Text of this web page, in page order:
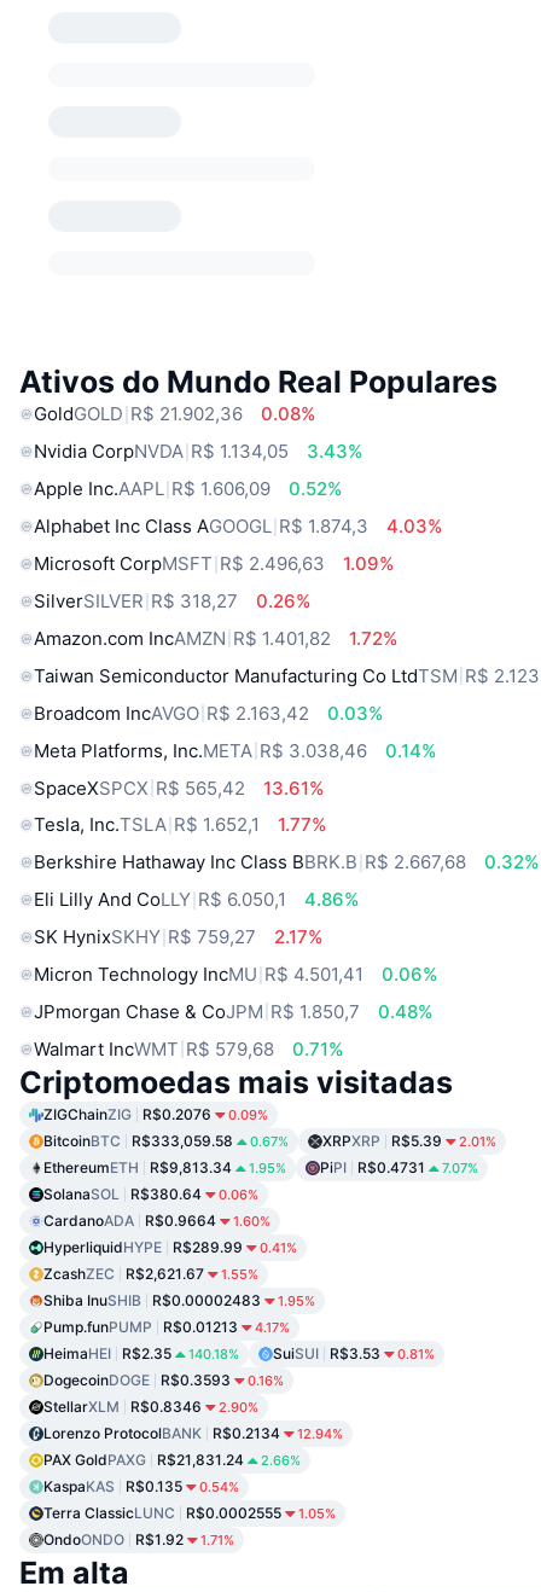
Ativos do Mundo Real Populares
GoldGOLD R$ 21.902,36
0.08%
Nvidia CorpNVDA R$ 1.134,05
3.43%
Apple Inc.AAPL R$ 1.606,09
0.52%
Alphabet Inc Class AGOOGL R$ 1.874,3
4.03%
Microsoft CorpMSFT R$ 2.496,63
1.09%
SilverSILVER R$ 318,27
0.26%
Amazon.com IncAMZN R$ 1.401,82
1.72%
Taiwan Semiconductor Manufacturing Co LtdTSM R$
Broadcom IncAVGO R$ 2.163,42
0.03%
Meta Platforms, Inc.META R$ 3.038,46
0.14%
SpaceXSPCX R$ 565,42
13.61%
Tesla, Inc.TSLA R$ 1.652,1
1.77%
Berkshire Hathaway Inc Class BBRK.B R$ 2.667,68
0.32%
Eli Lilly And CoLLY R$ 6.050,1
4.86%
SK HynixSKHY R$ 759,27
2.17%
Micron Technology IncMU R$ 4.501,41
0.06%
JPmorgan Chase & CoJPM R$ 1.850,7
0.48%
Walmart IncWMT R$ 579,68 0.71%
Criptomoedas mais visitadas
ZIGChainZIG R$0.2076 0.09%
BitcoinBTC R$333,059.58 0.67% XRPXRP R$5.39 2.01%
EthereumETH R$9,813.34 1.95% PiPI R$0.4731 7.07%
SolanaSOL R$380.64 0.06%
CardanoADA R$0.9664 1.60%
HyperliquidHYPE R$289.99 0.41%
ZcashZEC R$2,621.67 1.55%
Shiba InuSHIB R$0.00002483 1.95%
Pump.funPUMP R$0.01213 4.17%
HeimaHEI R$2.35 140.18% SuiSUI R$3.53 0.81%
DogecoinDOGE R$0.3593 0.16%
StellarXLM R$0.8346 2.90%
Lorenzo ProtocolBANK R$0.2134 12.94%
PAX GoldPAXG R$21,831.24 2.66%
KaspaKAS R$0.135 0.54%
Terra ClassicLUNC R$0.0002555 1.05%
OndoONDO R$1.92 1.71%
Em alta